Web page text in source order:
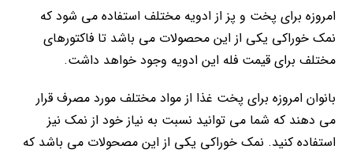
امروزه برای پخت و پز از ادویه مختلف استفاده می شود که
نمک خوراکی یکی از این محصولات می باشد تا فاکتورهای
مختلف برای قیمت فله این ادویه وجود خواهد داشت.
بانوان امروزه برای پخت غذا از مواد مختلف مورد مصرف قرار
می دهند که شما می توانید نسبت به نیاز خود از نمک نیز
استفاده کنید. نمک خوراکی یکی از این مصحولات می باشد که